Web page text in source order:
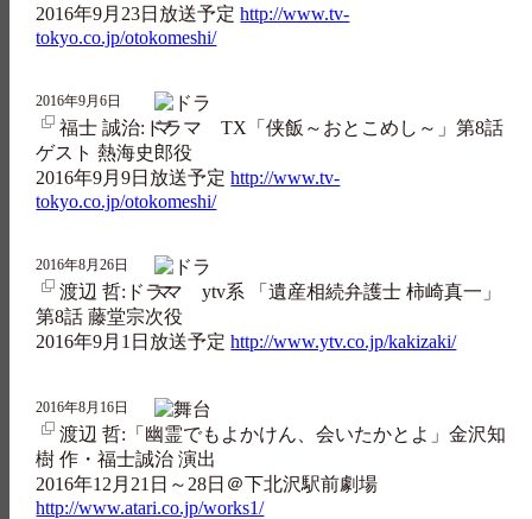
2016年9月23日放送予定http://www.tv-
tokyo.co.jp/otokomeshi/
2016年9月6日
福士 誠治:ドラマ TX「侠飯～おとこめし～」第8話
ゲスト 熱海史郎役
2016年9月9日放送予定http://www.tv-
tokyo.co.jp/otokomeshi/
2016年8月26日
渡辺 哲:ドラマ ytv系 「遺産相続弁護士 柿崎真一」
第8話 藤堂宗次役
2016年9月1日放送予定http://www.ytv.co.jp/kakizaki/
2016年8月16日
渡辺 哲:「幽霊でもよかけん、会いたかとよ」金沢知
樹 作・福士誠治 演出
2016年12月21日～28日＠下北沢駅前劇場
http://www.atari.co.jp/works1/